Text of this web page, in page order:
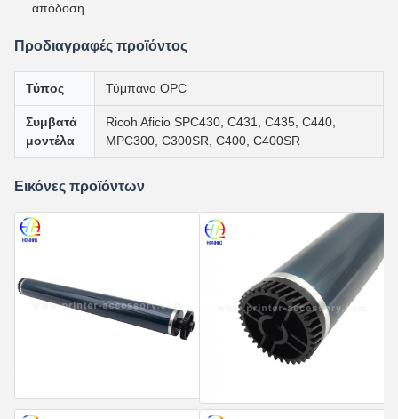
απόδοση
Προδιαγραφές προϊόντος
Τύπος Τύμπανο OPC
Συμβατά
μοντέλα
Ricoh Aficio SPC430, C431, C435, C440,
MPC300, C300SR, C400, C400SR
Εικόνες προϊόντων